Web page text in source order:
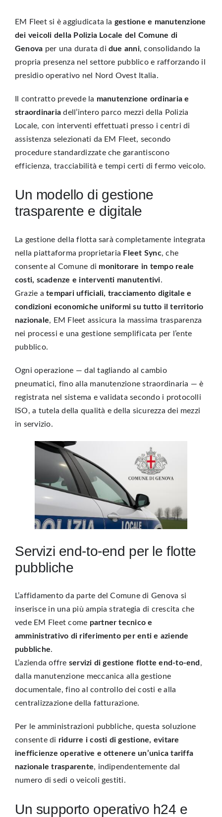
EM Fleet si è aggiudicata la gestione e manutenzione
dei veicoli della Polizia Locale del Comune di
Genova per una durata di due anni, consolidando la
propria presenza nel settore pubblico e rafforzando il
presidio operativo nel Nord Ovest Italia.
Il contratto prevede la manutenzione ordinaria e
straordinaria dell’intero parco mezzi della Polizia
Locale, con interventi effettuati presso i centri di
assistenza selezionati da EM Fleet, secondo
procedure standardizzate che garantiscono
efficienza, tracciabilità e tempi certi di fermo veicolo.
Un modello di gestione
trasparente e digitale
La gestione della flotta sarà completamente integrata
nella piattaforma proprietaria Fleet Sync, che
consente al Comune di monitorare in tempo reale
costi, scadenze e interventi manutentivi.
Grazie atempari ufficiali, tracciamento digitale e
condizioni economiche uniformi su tutto il territorio
nazionale, EM Fleet assicura la massima trasparenza
nei processi e una gestione semplificata per l’ente
pubblico.
Ogni operazione — dal tagliando al cambio
pneumatici, fino alla manutenzione straordinaria — è
registrata nel sistema e validata secondo i protocolli
ISO, a tutela della qualità e della sicurezza dei mezzi
in servizio.
Servizi end-to-end per le flotte
pubbliche
L’affidamento da parte del Comune di Genova si
inserisce in una più ampia strategia di crescita che
vede EM Fleet come partner tecnico e
amministrativo di riferimento per enti e aziende
pubbliche.
L’azienda offre servizi di gestione flotte end-to-end ,
dalla manutenzione meccanica alla gestione
documentale, fino al controllo dei costi e alla
centralizzazione della fatturazione.
Per le amministrazioni pubbliche, questa soluzione
consente di ridurre i costi di gestione, evitare
inefficienze operative e ottenere un’unica tariffa
nazionale trasparente, indipendentemente dal
numero di sedi o veicoli gestiti.
Un supporto operativo h24 e